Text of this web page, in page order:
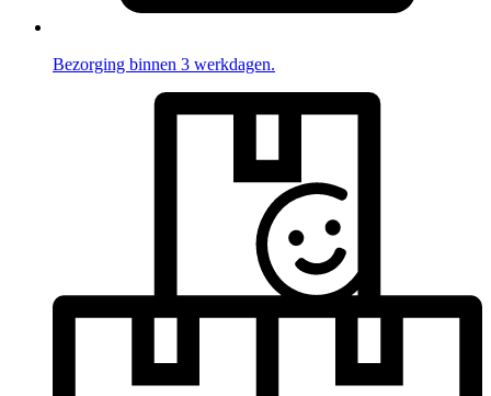
Bezorging binnen 3 werkdagen.